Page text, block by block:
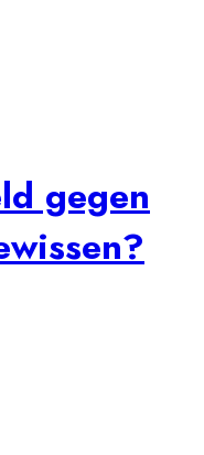
gegen